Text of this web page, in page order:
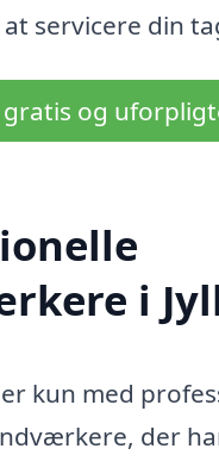
servicere din
gratis og
i
kun med
der